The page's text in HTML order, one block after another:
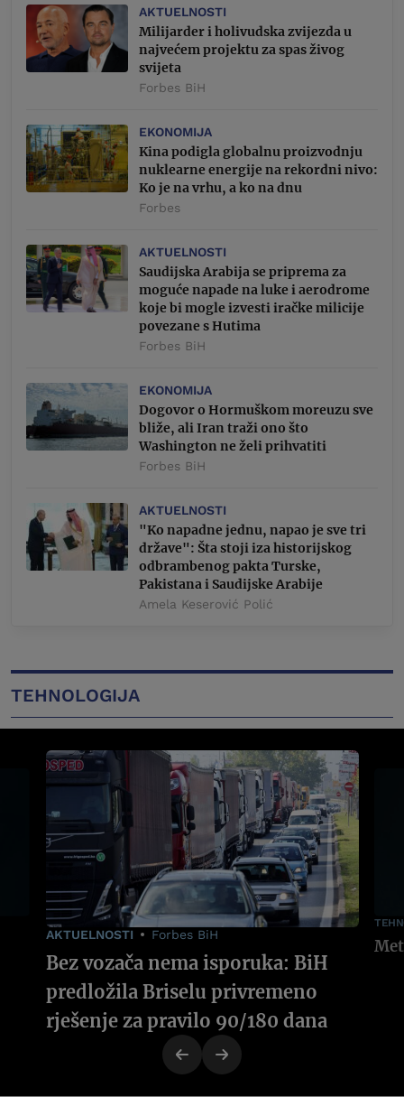
AKTUELNOSTI
Milijarder i holivudska zvijezda u
najvećem projektu za spas živog
svijeta
Forbes BiH
EKONOMIJA
Kina podigla globalnu proizvodnju
nuklearne energije na rekordni nivo:
Ko je na vrhu, a ko na dnu
Forbes
AKTUELNOSTI
Saudijska Arabija se priprema za
moguće napade na luke i aerodrome
koje bi mogle izvesti iračke milicije
povezane s Hutima
Forbes BiH
EKONOMIJA
Dogovor o Hormuškom moreuzu sve
bliže, ali Iran traži ono što
Washington ne želi prihvatiti
Forbes BiH
AKTUELNOSTI
"Ko napadne jednu, napao je sve tri
države": Šta stoji iza historijskog
odbrambenog pakta Turske,
Pakistana i Saudijske Arabije
Amela Keserović Polić
TEHNOLOGIJA
AKTUELNOSTI Forbes BiH
Bez vozača nema isporuka: BiH
predložila Briselu privremeno
rješenje za pravilo 90/180 dana